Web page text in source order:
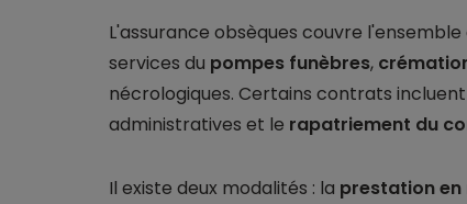
L'assurance obsèques couvre
services du pompes funèbres,
nécrologiques. Certains contrats
administratives et le rapatriement du
Il existe deux modalités : la prestation en